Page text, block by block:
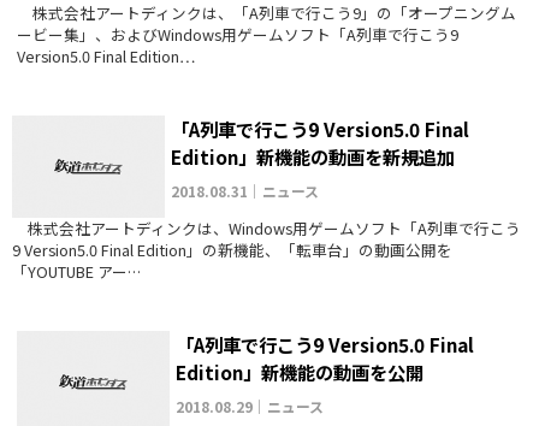
株式会社アートディンクは、「A列車で行こう9」の「オープニングム
ービー集」、およびWindows用ゲームソフト「A列車で行こう9
Version5.0 Final Edition…
「A列車で行こう9 Version5.0 Final
Edition」新機能の動画を新規追加
2018.08.31｜ニュース
株式会社アートディンクは、Windows用ゲームソフト「A列車で行こう
9 Version5.0 Final Edition」の新機能、「転車台」の動画公開を
「YOUTUBE アー…
「A列車で行こう9 Version5.0 Final
Edition」新機能の動画を公開
2018.08.29｜ニュース